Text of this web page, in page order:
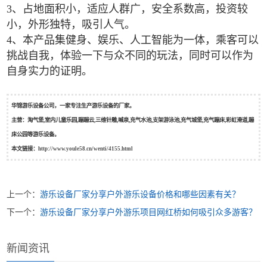
3、占地面积小，适应人群广，安全系数高，投资较
小，外形独特，吸引人气。
4、本产品集健身、娱乐、人工智能为一体，乘客可以
挑战自我，体验一下与众不同的玩法，同时可以作为
自身实力的证明。
华锦游乐设备公司，一家专注生产游乐设备的厂家。
主营：淘气堡,室内儿童乐园,蹦蹦云,三维针雕,喊泉,充气水池,支架游泳池,充气城堡,充气蹦床,彩虹滑道,蹦
床公园等游乐设备。
本文链接：http://www.youle58.cn/wenti/4155.html
上一个：游乐设备厂家分享户外游乐设备价格和哪些因素有关？
下一个：游乐设备厂家分享户外游乐项目网红桥如何吸引众多游客？
新闻资讯